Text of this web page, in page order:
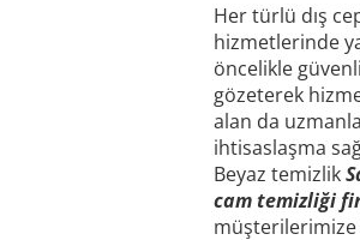
Her türlü dış
hizmetlerinde
öncelikle
gözeterek
alan da
ihtisaslaşma
Beyaz temizlik
cam temizliği